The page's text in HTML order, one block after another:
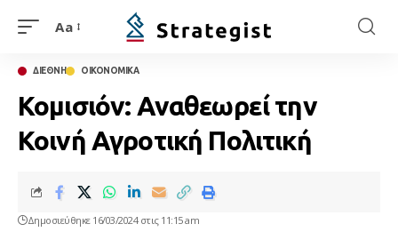
Aa
ΔΙΕΘΝΗ ΟΙΚΟΝΟΜΙΚΑ
Koμισιόν: Αναθεωρεί την
Κοινή Αγροτική Πολιτική
Δημοσιεύθηκε 16/03/2024 στις 11:15 am